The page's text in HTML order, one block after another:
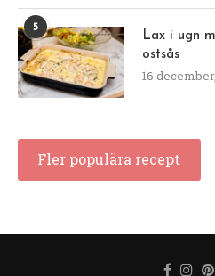
5
Lax i ugn
ostsås
16
Fler populära recept